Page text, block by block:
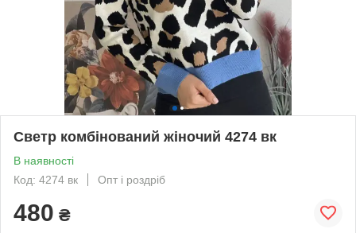
Светр комбінований жіночий 4274 вк
В наявності
Код: 4274 вк
Опт і роздріб
480 ₴